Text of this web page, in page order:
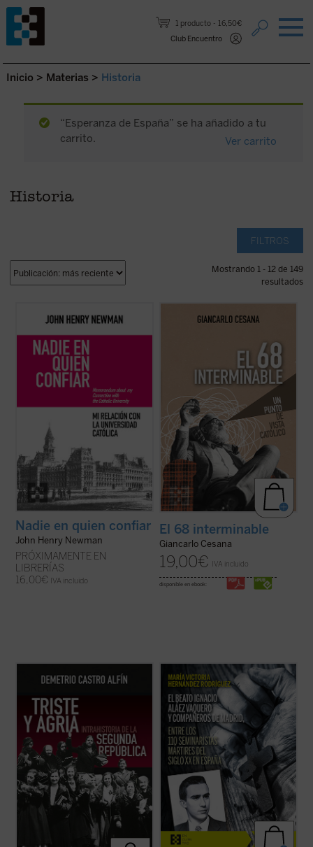
1 producto
16,50€
Club Encuentro
Saltar al contenido.
Inicio > Materias > Historia
“Esperanza de España” se ha añadido a tu
carrito.
Ver carrito
Historia
FILTROS
Mostrando 1 - 12 de 149
resultados
Este libro recupera el memorando
definitivo redactado por Newman en 1873
lamentable fracaso. El autor desgrana sus
constantes desencuentros con el
arzobispo Paul Cullen y la jerarquía
(ver ficha)
Nadie en quien confiar
John Henry Newman
PRÓXIMAMENTE EN
LIBRERÍAS
16,00€ IVA incluido
«68 interminable»: a partir de su
acontecimientos de 1968 y la ruptura con
la tradición, considerando también sus
consecuencias sociales, políticas y
(ver ficha)
El 68 interminable
Giancarlo Cesana
19,00€ IVA incluido
disponible en ebook:
Triste y agria. Intrahistoria de la Segunda
Repúblicase centra en ciertos
examinar fragilidades estructurales de sus
cimientos políticos y en su fracaso para
lograr la lealtad de grandes sectores de ...
(ver ficha)
La beatificación de estos 11 mártires, en
2026, coincide con el noventa aniversario
de la explosión sangrienta, en 1936, de la
persecución del siglo XX en España. La
postuladora de su Causa de beatificación
presenta aquí una breve pero ...
(ver ficha)